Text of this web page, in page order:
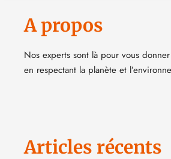
A propos
Nos experts sont là pour vous
en respectant la planète et
Articles récents